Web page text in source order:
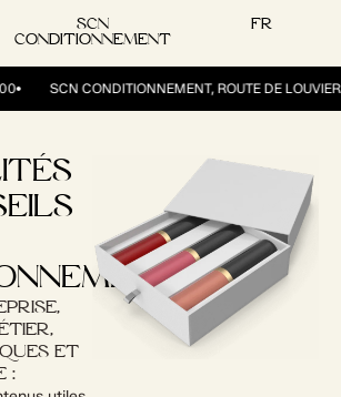
SCN
CONDITIONNEMENT
FR
SCN CONDITIONNEMENT, ROUTE DE
ET
: